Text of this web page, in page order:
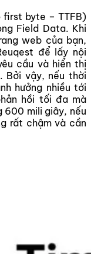
first byte – TTFB)
Field Data. Khi
web của bạn,
để lấy nội
cầu và hiển thị
Bởi vậy, nếu thời
hưởng nhiều tới
hồi tối đa mà
600 mili giây, nếu
rất chậm và cần